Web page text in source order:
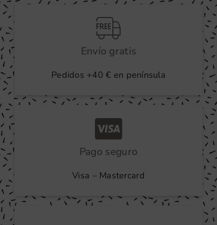
Envío gratis
Pedidos +40 € en península
Pago seguro
Visa – Mastercard